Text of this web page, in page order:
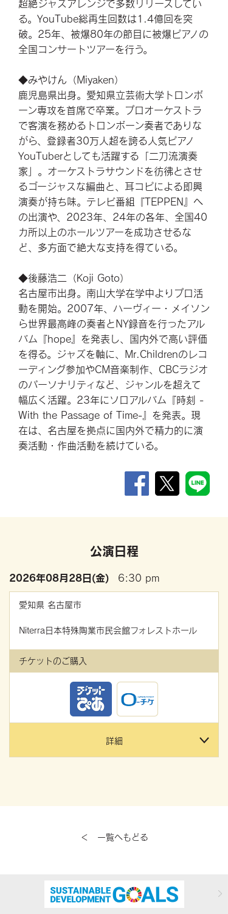
超絶ジャズアレンジで多数リリースしてい
る。YouTube総再生回数は1.4億回を突
破。25年、被爆80年の節目に被爆ピアノの
全国コンサートツアーを行う。
◆みやけん（Miyaken）
鹿児島県出身。愛知県立芸術大学トロンボ
ーン専攻を首席で卒業。プロオーケストラ
で客演を務めるトロンボーン奏者でありな
がら、登録者30万人超を誇る人気ピアノ
YouTuberとしても活躍する「二刀流演奏
家」。オーケストラサウンドを彷彿とさせ
るゴージャスな編曲と、耳コピによる即興
演奏が持ち味。テレビ番組『TEPPEN』へ
の出演や、2023年、24年の各年、全国40
カ所以上のホールツアーを成功させるな
ど、多方面で絶大な支持を得ている。
◆後藤浩二（Koji Goto）
名古屋市出身。南山大学在学中よりプロ活
動を開始。2007年、ハーヴィー・メイソン
ら世界最高峰の奏者とNY録音を行ったアル
バム『hope』を発表し、国内外で高い評価
を得る。ジャズを軸に、Mr.Childrenのレコ
ーディング参加やCM音楽制作、CBCラジオ
のパーソナリティなど、ジャンルを超えて
幅広く活躍。23年にソロアルバム『時刻 -
With the Passage of Time-』を発表。現
在は、名古屋を拠点に国内外で精力的に演
奏活動・作曲活動を続けている。
公演日程
2026年08月28日(金) 6:30 pm
愛知県 名古屋市
Niterra日本特殊陶業市民会館フォレストホール
チケットのご購入
詳細
＜ 一覧へもどる